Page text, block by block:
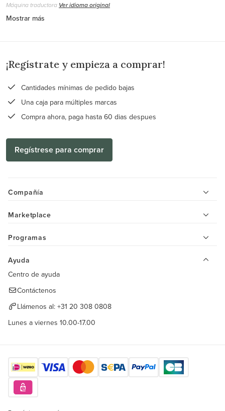
Máquina traductora Ver idioma original
Mostrar más
¡Regístrate y empieza a comprar!
Cantidades mínimas de pedido bajas
Una caja para múltiples marcas
Compra ahora, paga hasta 60 dias despues
Regístrese para comprar
Compañía
Marketplace
Programas
Ayuda
Centro de ayuda
Contáctenos
Llámenos al: +31 20 308 0808
Lunes a viernes 10.00-17.00